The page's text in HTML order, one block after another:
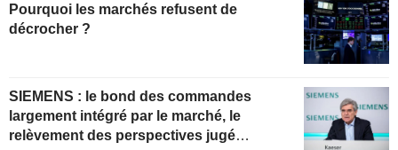
Pourquoi les marchés refusent de
décrocher ?
SIEMENS : le bond des commandes
largement intégré par le marché, le
relèvement des perspectives jugé